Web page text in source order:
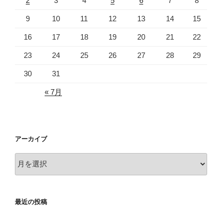
9 10 11 12 13 14 15
16 17 18 19 20 21 22
23 24 25 26 27 28 29
30 31
« 7月
アーカイブ
ア
ブ
最近の投稿